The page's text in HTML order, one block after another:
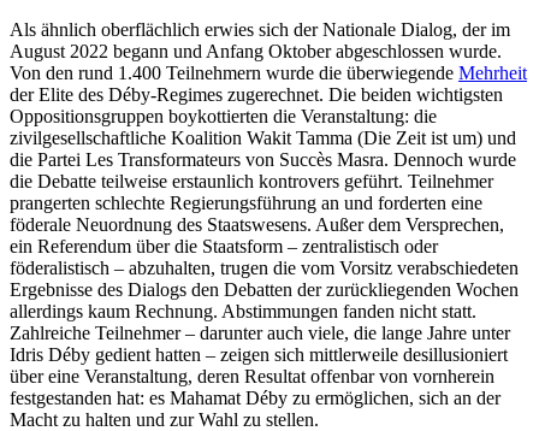
Als ähnlich oberflächlich erwies sich der Nationale Dialog, der im
August 2022 be­gann und Anfang Oktober abgeschlossen wurde.
Von den rund 1.400 Teilnehmern wurde die überwiegende Mehrheit
der Elite des Déby-Regimes zugerechnet. Die beiden wich­tigsten
Oppositionsgruppen boykottierten die Veranstaltung: die
zivilgesellschaftliche Koalition Wakit Tamma (Die Zeit ist um) und
die Partei Les Transformateurs von Succès Masra. Dennoch wurde
die Debatte teilweise erstaunlich kontrovers geführt. Teilnehmer
prangerten schlechte Regierungsführung an und forderten eine
föderale Neuordnung des Staatswesens. Außer dem Versprechen,
ein Referendum über die Staatsform – zentralistisch oder
föderalistisch – abzuhalten, trugen die vom Vorsitz verabschiedeten
Ergebnisse des Dialogs den Debatten der zurückliegenden Wochen
allerdings kaum Rechnung. Ab­stim­mungen fanden nicht statt.
Zahlreiche Teil­nehmer – darunter auch viele, die lange Jahre unter
Idris Déby gedient hatten – zeigen sich mittlerweile desillusioniert
über eine Veranstaltung, deren Resultat offenbar von vornherein
festgestanden hat: es Mahamat Déby zu ermöglichen, sich an der
Macht zu halten und zur Wahl zu stellen.